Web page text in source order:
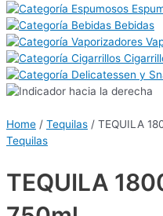
Bebidas
Home / Tequilas / TEQUILA
Tequilas
TEQUILA